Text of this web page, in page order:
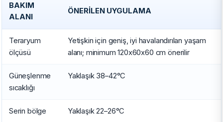
BAKIM
ALANI
ÖNERILEN UYGULAMA
Teraryum
ölçüsü
Yetişkin için geniş, iyi havalandırılan yaşam
alanı; minimum 120x60x60 cm önerilir
Güneşlenme
sıcaklığı
Yaklaşık 38–42°C
Serin bölge Yaklaşık 22–26°C